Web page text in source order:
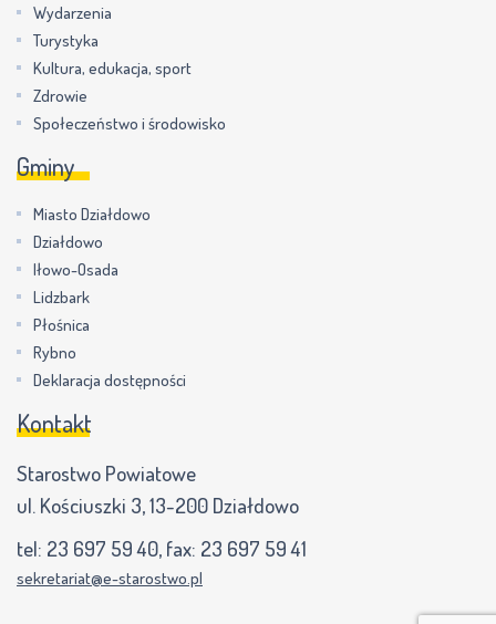
Wydarzenia
Turystyka
Kultura, edukacja, sport
Zdrowie
Społeczeństwo i środowisko
Gminy
Miasto Działdowo
Działdowo
Iłowo-Osada
Lidzbark
Płośnica
Rybno
Deklaracja dostępności
Kontakt
Starostwo Powiatowe
ul. Kościuszki 3, 13-200 Działdowo
tel: 23 697 59 40, fax: 23 697 59 41
sekretariat@e-starostwo.pl